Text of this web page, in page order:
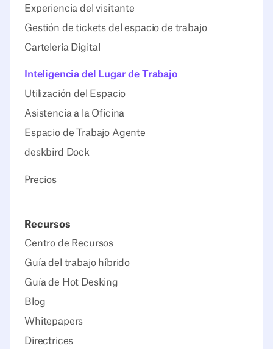
Experiencia del visitante
Gestión de tickets del espacio de trabajo
Cartelería Digital
Inteligencia del Lugar de Trabajo
Utilización del Espacio
Asistencia a la Oficina
Espacio de Trabajo Agente
deskbird Dock
Precios
Recursos
Centro de Recursos
Guía del trabajo híbrido
Guía de Hot Desking
Blog
Whitepapers
Directrices